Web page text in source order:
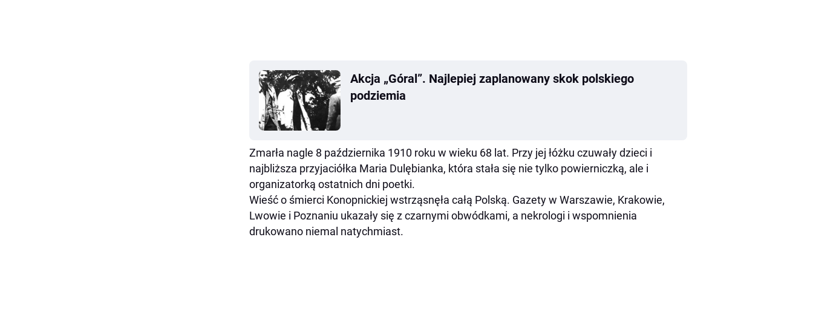
Akcja „Góral”. Najlepiej zaplanowany skok polskiego
podziemia
Zmarła nagle 8 października 1910 roku w wieku 68 lat. Przy jej łóżku czuwały dzieci i
najbliższa przyjaciółka Maria Dulębianka, która stała się nie tylko powierniczką, ale i
organizatorką ostatnich dni poetki.
Wieść o śmierci Konopnickiej wstrząsnęła całą Polską. Gazety w Warszawie, Krakowie,
Lwowie i Poznaniu ukazały się z czarnymi obwódkami, a nekrologi i wspomnienia
drukowano niemal natychmiast.